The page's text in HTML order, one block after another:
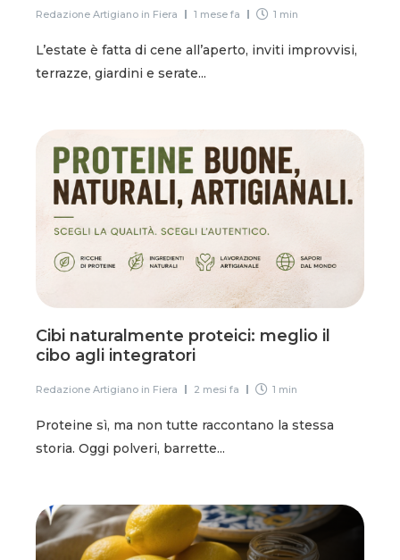
Redazione Artigiano in Fiera 1 mese fa 1 min
L’estate è fatta di cene all’aperto, inviti improvvisi,
terrazze, giardini e serate...
Cibi naturalmente proteici: meglio il
cibo agli integratori
Redazione Artigiano in Fiera 2 mesi fa 1 min
Proteine sì, ma non tutte raccontano la stessa
storia. Oggi polveri, barrette...